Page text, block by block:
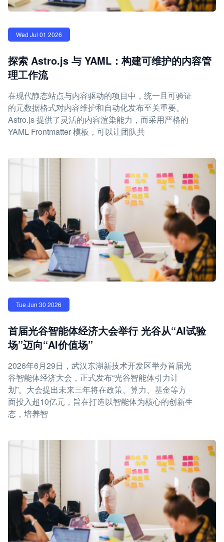
Wed Jul 01 2026
探索 Astro.js 与 YAML：构建可维护的内容管
理工作流
在现代静态站点与内容驱动的项目中，统一且可验证
的元数据格式对内容维护和自动化发布至关重要。
Astro.js 提供了灵活的内容渲染能力，而采用严格的
YAML Frontmatter 模板，可以让团队共
Tue Jun 30 2026
首届光谷智能体经济大会举行 光谷从“AI试验
场”迈向“AI价值场”
2026年6月29日，武汉东湖新技术开发区举办首届光
谷智能体经济大会，正式发布“光谷智能体引力计
划”。大会提出未来三年将在政策、算力、基金等方
面投入超10亿元，旨在打造以智能体为核心的创新生
态，培养智